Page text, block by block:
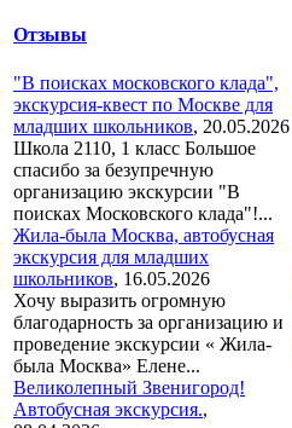
Отзывы
"В поисках московского клада",
экскурсия-квест по Москве для
младших школьников, 20.05.2026
Школа 2110, 1 класс Большое
спасибо за безупречную
организацию экскурсии "В
поисках Московского клада"!...
Жила-была Москва, автобусная
экскурсия для младших
школьников, 16.05.2026
Хочу выразить огромную
благодарность за организацию и
проведение экскурсии « Жила-
была Москва» Елене...
Великолепный Звенигород!
Автобусная экскурсия.,